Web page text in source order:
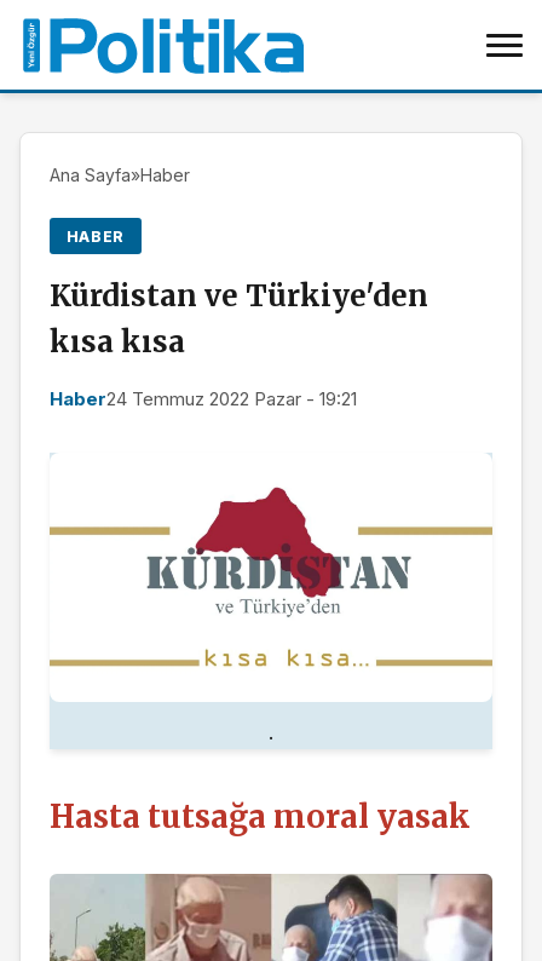
Ana Sayfa»Haber
HABER
Kürdistan ve Türkiye'den
kısa kısa
Haber24 Temmuz 2022 Pazar - 19:21
.
Hasta tutsağa moral yasak